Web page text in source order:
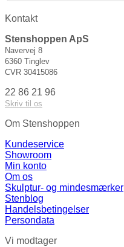
Kontakt
Stenshoppen ApS
Navervej 8
6360 Tinglev
CVR 30415086
22 86 21 96
Skriv til os
Om Stenshoppen
Kundeservice
Showroom
Min konto
Om os
Skulptur- og mindesmærker
Stenblog
Handelsbetingelser
Persondata
Vi modtager